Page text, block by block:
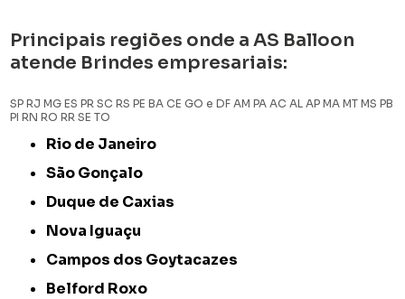
Principais regiões onde a AS Balloon
atende Brindes empresariais:
SP RJ MG ES PR SC RS PE BA CE GO e DF AM PA AC AL AP MA MT MS PB
PI RN RO RR SE TO
Rio de Janeiro
São Gonçalo
Duque de Caxias
Nova Iguaçu
Campos dos Goytacazes
Belford Roxo